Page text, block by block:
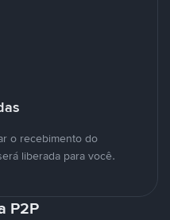
o recebimento do
liberada para você.
P2P